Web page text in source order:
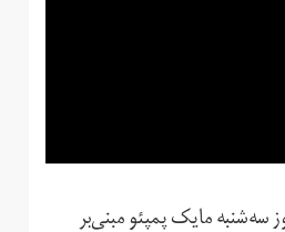
سه‌شنبه مایک پمپئو مبنی‌بر